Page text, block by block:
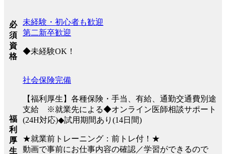
必
須
資
格
未経験・初心者も歓迎
第二新卒歓迎
◆未経験OK！
福
利
厚
生
社会保険完備
【福利厚生】各種保険・手当、有給、通勤交通費別途
支給 ※就業先による◆オンライン医師相談サポート
(24H対応)◆試用期間あり(14日間)
★就業前トレーニング：前トレ付！★
動画で事前にお仕事内容の確認／学習ができるので